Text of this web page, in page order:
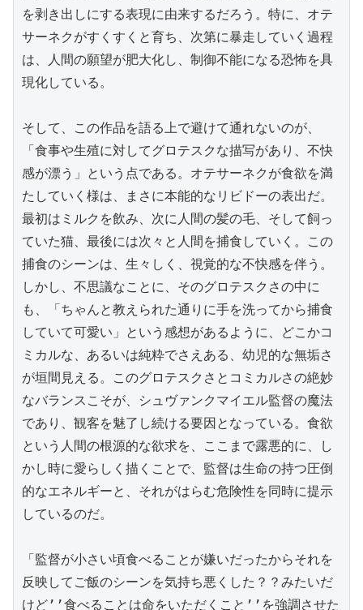
を剥き出しにする表現に由来するだろう。特に、オテ
サーネクがすくすくと育ち、次第に暴走していく過程
は、人間の願望が肥大化し、制御不能になる恐怖を具
現化している。
そして、この作品を語る上で避けて通れないのが、
「食事や生殖に対してグロテスクな描写があり、不快
感が漂う」という点である。オテサーネクが食欲を満
たしていく様は、まさに本能的なリビドーの表出だ。
最初はミルクを飲み、次に人間の髪の毛、そして飼っ
ていた猫、最後には次々と人間を捕食していく。この
捕食のシーンは、生々しく、視覚的な不快感を伴う。
しかし、不思議なことに、そのグロテスクさの中に
も、「ちゃんと教えられた通りに手を洗ってから捕食
していて可愛い」という感想があるように、どこかコ
ミカルな、あるいは純粋でさえある、幼児的な無垢さ
が垣間見える。このグロテスクさとコミカルさの絶妙
なバランスこそが、シュヴァンクマイエル監督の魔法
であり、観客を魅了し続ける要因となっている。食欲
という人間の根源的な欲求を、ここまで露悪的に、し
かし時に愛らしく描くことで、監督は生命の持つ圧倒
的なエネルギーと、それがはらむ危険性を同時に提示
しているのだ。
「監督が小さい頃食べることが嫌いだったからそれを
反映してご飯のシーンを気持ち悪くした？？みたいだ
けど’’食べることは命をいただくこと’’を強調させた